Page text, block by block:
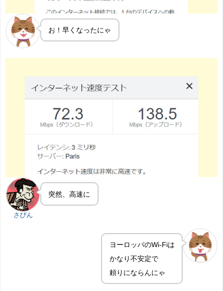
お！早くなったにゃ
さびん
突然、高速に
ヨーロッパのWi-Fiは
かなり不安定で
頼りにならんにゃ